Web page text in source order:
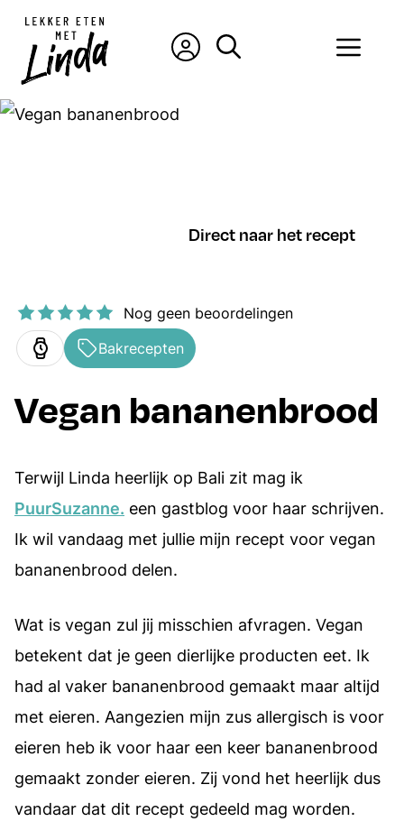
naar
inhoud
Direct naar het recept
Nog geen beoordelingen
Bakrecepten
Vegan bananenbrood
Terwijl Linda heerlijk op Bali zit mag ik
PuurSuzanne. een gastblog voor haar schrijven.
Ik wil vandaag met jullie mijn recept voor vegan
bananenbrood delen.
Wat is vegan zul jij misschien afvragen. Vegan
betekent dat je geen dierlijke producten eet. Ik
had al vaker bananenbrood gemaakt maar altijd
met eieren. Aangezien mijn zus allergisch is voor
eieren heb ik voor haar een keer bananenbrood
gemaakt zonder eieren. Zij vond het heerlijk dus
vandaar dat dit recept gedeeld mag worden.